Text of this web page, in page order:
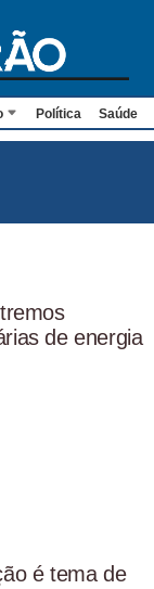
Política Saúde
de energia
é tema de